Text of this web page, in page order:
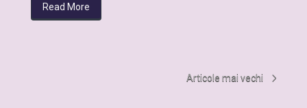
Read More
Articole mai vechi